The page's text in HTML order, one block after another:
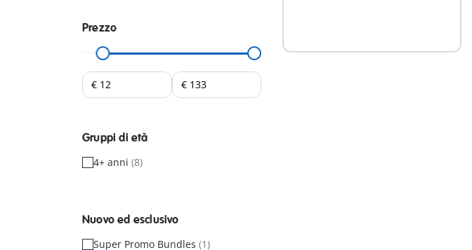
Prezzo
Gruppi di età
4+ anni (8)
Nuovo ed esclusivo
Super Promo Bundles (1)